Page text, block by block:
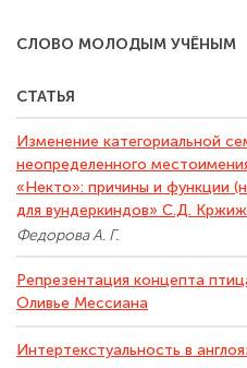
СЛОВО МОЛОДЫМ УЧЁНЫМ
СТАТЬЯ
Изменение категориальной
неопределенного
«Некто»: причины и функции
для вундеркиндов» С.Д.
Федорова А. Г.
Репрезентация концепта
Оливье Мессиана
Интертекстуальность в